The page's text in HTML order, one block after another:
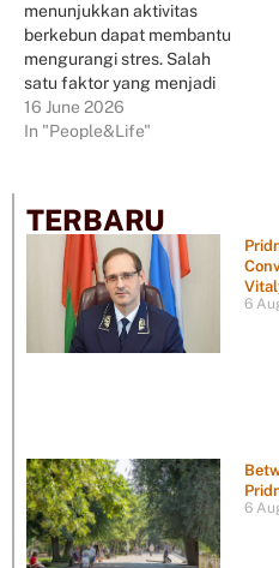
menunjukkan aktivitas
berkebun dapat membantu
mengurangi stres. Salah
satu faktor yang menjadi
perhatian ilmuwan adalah
bakteri alami yang hidup di
16 June 2026
In "People&Life"
TERBARU
6
6